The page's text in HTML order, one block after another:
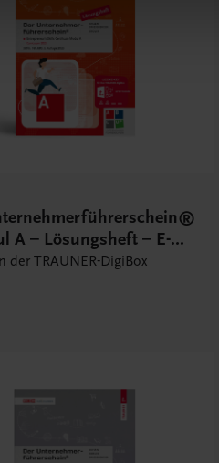
A – Lösungsheft – E-
der TRAUNER-DigiBox